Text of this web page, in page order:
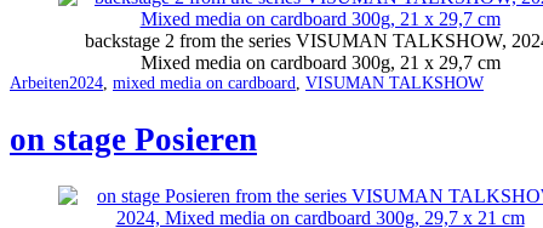
backstage 2 from the series VISUMAN TALKSHOW,
Mixed media on cardboard 300g, 21 x 29,7 cm
Categorized
ArbeitenTagged
2024, mixed media on cardboard, VISUMAN TALKSHOW
on stage Posieren